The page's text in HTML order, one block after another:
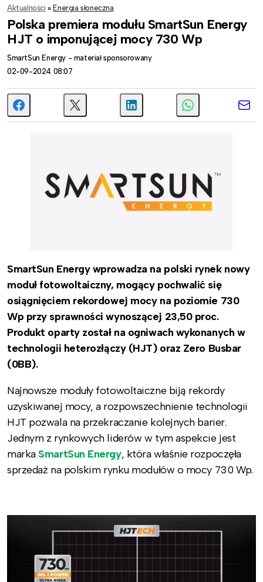
Aktualności » Energia słoneczna
Polska premiera modułu SmartSun Energy
HJT o imponującej mocy 730 Wp
SmartSun Energy - materiał sponsorowany
02-09-2024 08:07
SmartSun Energy wprowadza na polski rynek nowy
moduł fotowoltaiczny, mogący pochwalić się
osiągnięciem rekordowej mocy na poziomie 730
Wp przy sprawności wynoszącej 23,50 proc.
Produkt oparty został na ogniwach wykonanych w
technologii heterozłączy (HJT) oraz Zero Busbar
(0BB).
Najnowsze moduły fotowoltaiczne biją rekordy
uzyskiwanej mocy, a rozpowszechnienie technologii
HJT pozwala na przekraczanie kolejnych barier.
Jednym z rynkowych liderów w tym aspekcie jest
marka SmartSun Energy, która właśnie rozpoczęła
sprzedaż na polskim rynku modułów o mocy 730 Wp.